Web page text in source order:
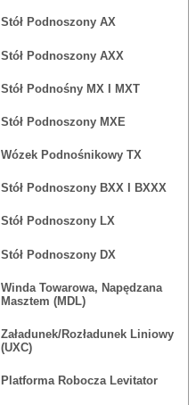
Stół Podnoszony AX
Stół Podnoszony AXX
Stół Podnośny MX I MXT
Stół Podnoszony MXE
Wózek Podnośnikowy TX
Stół Podnoszony BXX I BXXX
Stół Podnoszony LX
Stół Podnoszony DX
Winda Towarowa, Napędzana
Masztem (MDL)
Załadunek/rozładunek Liniowy
(UXC)
Platforma Robocza Levitator